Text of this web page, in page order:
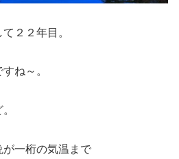
２２年目。
ね～。
が一桁の気温まで